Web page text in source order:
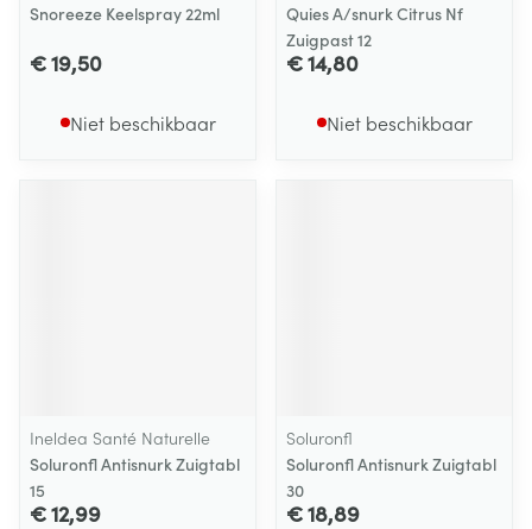
Snoreeze Keelspray 22ml
€ 19,50
Niet beschikbaar
Quies A/snurk Citrus Nf
Zuigpast 12
€ 14,80
Niet beschikbaar
Ineldea Santé Naturelle
Soluronfl Antisnurk Zuigtabl
15
€ 12,99
Soluronfl
Soluronfl Antisnurk Zuigtabl
30
€ 18,89